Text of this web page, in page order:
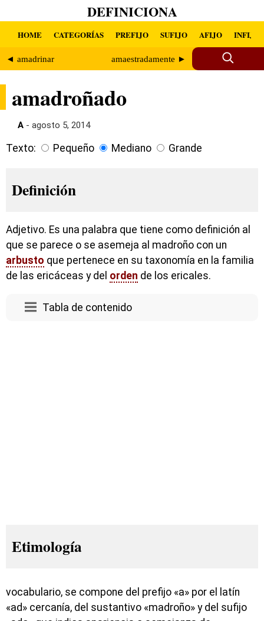
DEFINICIONA
HOME CATEGORÍAS PREFIJO SUFIJO AFIJO INFIJO
◄ amadrinar amaestradamente ►
amadroñado
A - agosto 5, 2014
Texto: Pequeño Mediano Grande
Definición
Adjetivo. Es una palabra que tiene como definición al
que se parece o se asemeja al madroño con un
arbusto que pertenece en su taxonomía en la familia
de las ericáceas y del orden de los ericales.
Tabla de contenido
Etimología
vocabulario, se compone del prefijo «a» por el latín
«ad» cercanía, del sustantivo «madroño» y del sufijo